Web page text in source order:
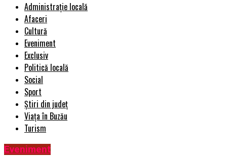
Administrație locală
Afaceri
Cultură
Eveniment
Exclusiv
Politică locală
Social
Sport
Știri din județ
Viața în Buzău
Turism
Eveniment